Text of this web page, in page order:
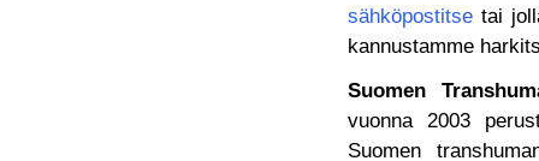
sähköpostitse tai
kannustamme
Suomen
vuonna 2003
Suomen